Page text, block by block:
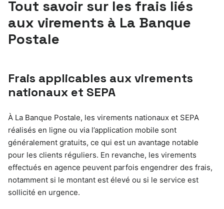
Tout savoir sur les frais liés
aux virements à La Banque
Postale
Frais applicables aux virements
nationaux et SEPA
À La Banque Postale, les virements nationaux et SEPA
réalisés en ligne ou via l’application mobile sont
généralement gratuits, ce qui est un avantage notable
pour les clients réguliers. En revanche, les virements
effectués en agence peuvent parfois engendrer des frais,
notamment si le montant est élevé ou si le service est
sollicité en urgence.